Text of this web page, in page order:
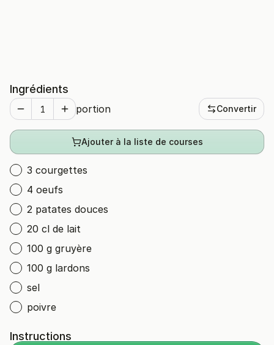
Ingrédients
portion Convertir
Ajouter à la liste de courses
3 courgettes
4 oeufs
2 patates douces
20 cl de lait
100 g gruyère
100 g lardons
sel
poivre
Instructions